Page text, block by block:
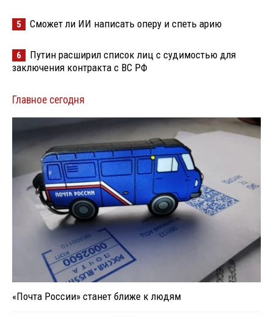
5 Сможет ли ИИ написать оперу и спеть арию
6
Путин расширил список лиц с судимостью для
заключения контракта с ВС РФ
Главное сегодня
«Почта России» станет ближе к людям